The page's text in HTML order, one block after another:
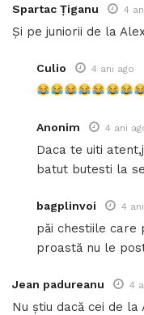
Spartac Țiganu 4
Și pe juniorii de la
Culio 4 ani ago
Anonim 4 ani
Daca te uiti
batut butesti la
bagplinvoi 4
păi chestiile care
proastă nu le
Jean padureanu 4
Nu știu dacă cei de